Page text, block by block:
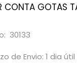
CONTA GOTAS
30133
de Envio: 1 dia útil